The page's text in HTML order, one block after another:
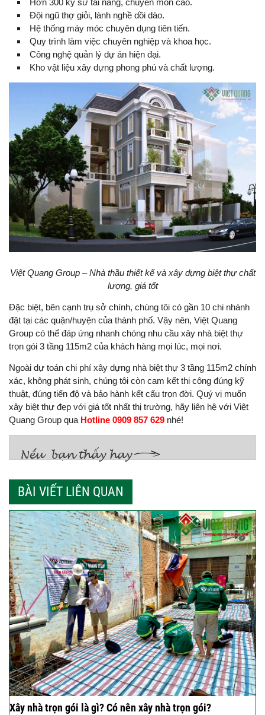
Đội ngũ thợ giỏi, lành nghề dồi dào.
Hệ thống máy móc chuyên dụng tiên tiến.
Quy trình làm việc chuyên nghiệp và khoa học.
Công nghệ quản lý dự án hiện đại.
Kho vật liệu xây dựng phong phú và chất lượng.
Việt Quang Group – Nhà thầu thiết kế và xây dựng biệt thự chất
lượng, giá tốt
Đặc biệt, bên cạnh trụ sở chính, chúng tôi có gần 10 chi nhánh
đặt tại các quận/huyện của thành phố. Vậy nên, Việt Quang
Group có thể đáp ứng nhanh chóng nhu cầu xây nhà biệt thự
trọn gói 3 tầng 115m2 của khách hàng mọi lúc, mọi nơi.
Ngoài dự toán chi phí xây dựng nhà biệt thự 3 tầng 115m2 chính
xác, không phát sinh, chúng tôi còn cam kết thi công đúng kỹ
thuật, đúng tiến độ và bảo hành kết cấu trọn đời. Quý vị muốn
xây biệt thự đẹp với giá tốt nhất thị trường, hãy liên hệ với Việt
Quang Group qua Hotline 0909 857 629 nhé!
BÀI VIẾT LIÊN QUAN
Xây nhà trọn gói là gì? Có nên xây nhà trọn gói?